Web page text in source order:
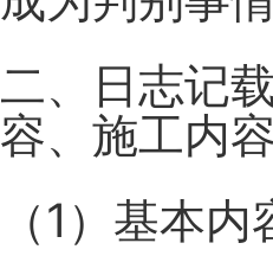
二、日志记
容、施工内
（1）基本